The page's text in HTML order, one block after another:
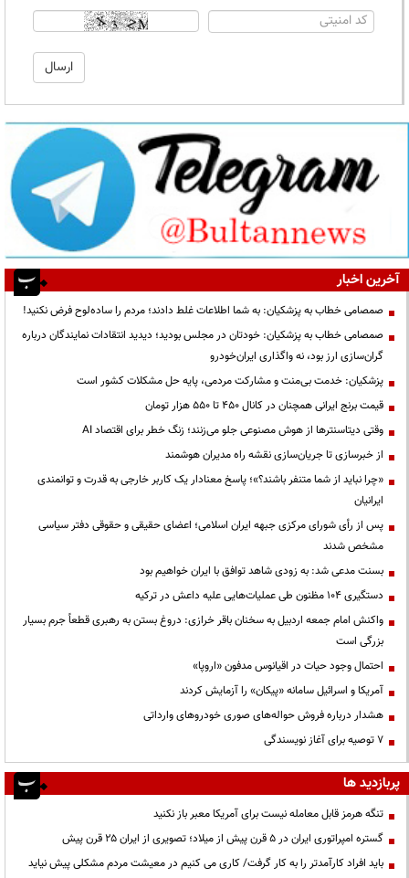
آخرین اخبار
صمصامی خطاب به پزشکیان: به شما اطلاعات غلط دادند؛ مردم را ساده‌لوح فرض نکنید!
صمصامی خطاب به پزشکیان: خودتان در مجلس بودید؛ دیدید انتقادات نمایندگان درباره
گران‌سازی ارز بود، نه واگذاری ایران‌خودرو
پزشکیان: خدمت بی‌منت و مشارکت مردمی، پایه حل مشکلات کشور است
قیمت‌ برنج ایرانی همچنان در کانال ۴۵۰ تا ۵۵۰ هزار تومان
وقتی دیتاسنترها از هوش مصنوعی جلو می‌زنند؛ زنگ خطر برای اقتصاد AI
از خبرسازی تا جریان‌سازی نقشه راه مدیران هوشمند
«چرا نباید از شما متنفر باشند؟»؛ پاسخ معنادار یک کاربر خارجی به قدرت و توانمندی
ایرانیان
پس از رأی شورای مرکزی جبهه ایران اسلامی؛ اعضای حقیقی و حقوقی دفتر سیاسی
مشخص شدند
بسنت مدعی شد: به زودی شاهد توافق با ایران خواهیم بود
دستگیری ۱۰۴ مظنون طی عملیات‌هایی علیه داعش در ترکیه
واکنش امام جمعه اردبیل به سخنان باقر خرازی: دروغ بستن به رهبری قطعاً جرم بسیار
بزرگی است
احتمال وجود حیات در اقیانوس مدفون «اروپا»
آمریکا و اسرائیل سامانه «پیکان» را آزمایش کردند
هشدار درباره فروش حواله‌های صوری خودروهای وارداتی
۷ توصیه برای آغاز نویسندگی
پربازدید ها
تنگه هرمز قابل معامله نیست برای آمریکا معبر باز نکنید
گستره امپراتوری ایران در ۵ قرن پیش از میلاد؛ تصویری از ایران ۲۵ قرن پیش
باید افراد کارآمدتر را به کار گرفت/ کاری می کنیم در معیشت مردم مشکلی پیش نیاید